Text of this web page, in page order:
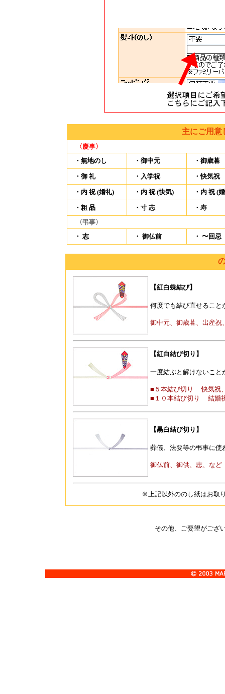
主にご用意
〈慶事〉
・無地のし
・御中元 ・御歳暮
・御 礼 ・入学祝 ・快気祝
・内 祝 (婚礼) ・内 祝 (快気) ・内 祝 (
・粗 品 ・寸 志
・寿
〈弔事〉
・ 志
・ 御仏前 ・ 〜回忌
【紅白蝶結び】
何度でも結び直せること
御中元、御歳暮、出産祝
【紅白結び切り】
一度結ぶと解けないこと
■５本結び切り 快気祝
■１０本結び切り 結婚
【黒白結び切り】
葬儀、法要等の弔事に使
御仏前、御供、志、など
※上記以外ののし紙はお取
その他、ご要望がござ